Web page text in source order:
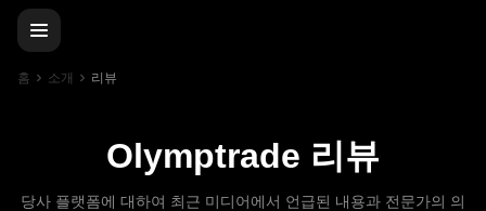
홈 소개 리뷰
Olymptrade 리뷰
당사 플랫폼에 대하여 최근 미디어에서 언급된 내용과 전문가의 의